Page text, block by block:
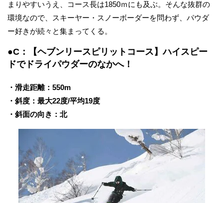
まりやすいうえ、コース長は1850ｍにも及ぶ。そんな抜群の
環境なので、スキーヤー・スノーボーダーを問わず、パウダ
ー好きが続々と集まってくる。
●C：【ヘブンリースピリットコース】ハイスピー
ドでドライパウダーのなかへ！
・滑走距離：550m
・斜度：最大22度/平均19度
・斜面の向き：北